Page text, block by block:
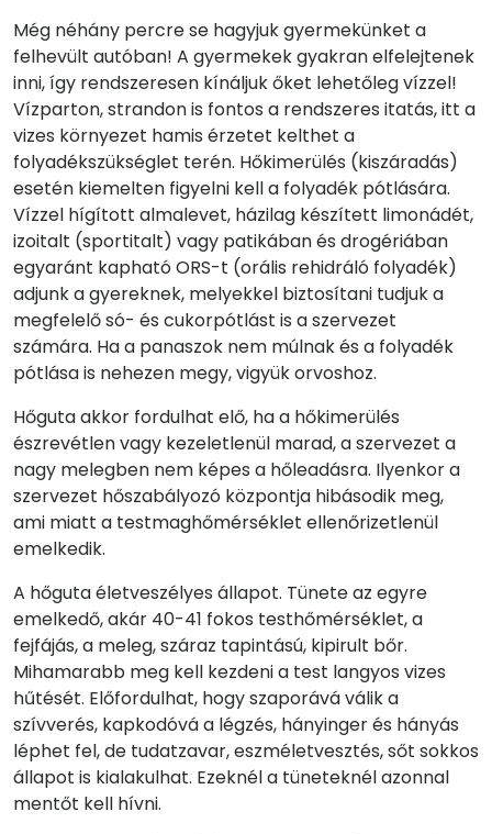
Még néhány percre se hagyjuk gyermekünket a
felhevült autóban! A gyermekek gyakran elfelejtenek
inni, így rendszeresen kínáljuk őket lehetőleg vízzel!
Vízparton, strandon is fontos a rendszeres itatás, itt a
vizes környezet hamis érzetet kelthet a
folyadékszükséglet terén. Hőkimerülés (kiszáradás)
esetén kiemelten figyelni kell a folyadék pótlására.
Vízzel hígított almalevet, házilag készített limonádét,
izoitalt (sportitalt) vagy patikában és drogériában
egyaránt kapható ORS-t (orális rehidráló folyadék)
adjunk a gyereknek, melyekkel biztosítani tudjuk a
megfelelő só- és cukorpótlást is a szervezet
számára. Ha a panaszok nem múlnak és a folyadék
pótlása is nehezen megy, vigyük orvoshoz.
Hőguta akkor fordulhat elő, ha a hőkimerülés
észrevétlen vagy kezeletlenül marad, a szervezet a
nagy melegben nem képes a hőleadásra. Ilyenkor a
szervezet hőszabályozó központja hibásodik meg,
ami miatt a testmaghőmérséklet ellenőrizetlenül
emelkedik.
A hőguta életveszélyes állapot. Tünete az egyre
emelkedő, akár 40-41 fokos testhőmérséklet, a
fejfájás, a meleg, száraz tapintású, kipirult bőr.
Mihamarabb meg kell kezdeni a test langyos vizes
hűtését. Előfordulhat, hogy szaporává válik a
szívverés, kapkodóvá a légzés, hányinger és hányás
léphet fel, de tudatzavar, eszméletvesztés, sőt sokkos
állapot is kialakulhat. Ezeknél a tüneteknél azonnal
mentőt kell hívni.